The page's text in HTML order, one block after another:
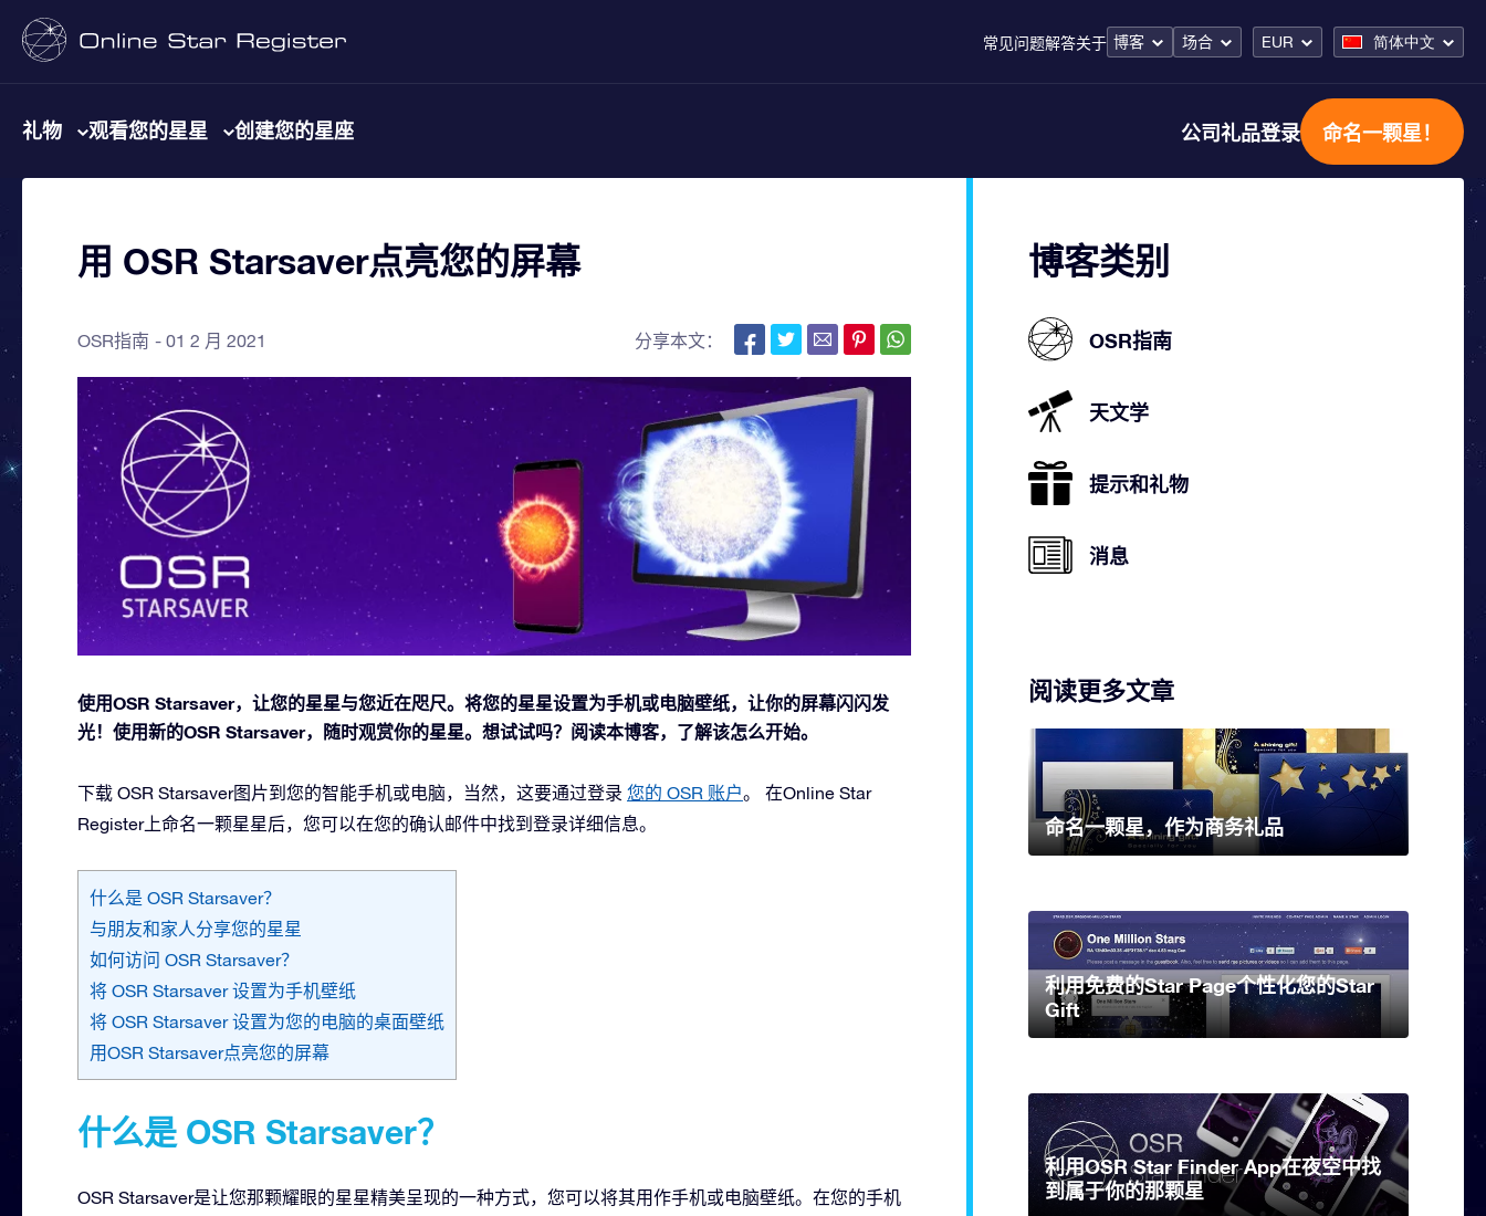
常见问题解答关于 博客 场合 EUR 简体中文
礼物 观看您的星星 创建您的星座 公司礼品登录 命名一颗星！
用 OSR Starsaver点亮您的屏幕
OSR指南 01 2 月 2021 分享本文：
使用OSR Starsaver，让您的星星与您近在咫尺。将您的星星设置为手机或电脑壁纸，让你的屏幕闪闪发
光！使用新的OSR Starsaver，随时观赏你的星星。想试试吗？阅读本博客，了解该怎么开始。
下载 OSR Starsaver图片到您的智能手机或电脑，当然，这要通过登录 您的 OSR 账户。 在Online Star
Register上命名一颗星星后，您可以在您的确认邮件中找到登录详细信息。
什么是 OSR Starsaver？
与朋友和家人分享您的星星
如何访问 OSR Starsaver？
将 OSR Starsaver 设置为手机壁纸
将 OSR Starsaver 设置为您的电脑的桌面壁纸
用OSR Starsaver点亮您的屏幕
什么是 OSR Starsaver？
OSR Starsaver是让您那颗耀眼的星星精美呈现的一种方式，您可以将其用作手机或电脑壁纸。在您的手机
博客类别
OSR指南
天文学
提示和礼物
消息
阅读更多文章
命名一颗星，作为商务礼品
利用免费的Star Page个性化您的Star
Gift
利用OSR Star Finder App在夜空中找
到属于你的那颗星